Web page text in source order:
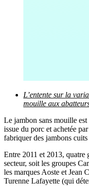
L’entente sur la
mouille aux
Le jambon sans mouille est
issue du porc et achetée
fabriquer des jambons
Entre 2011 et 2013, quatre
secteur, soit les groupes
les marques Aoste et Jean
Turenne Lafayette (qui